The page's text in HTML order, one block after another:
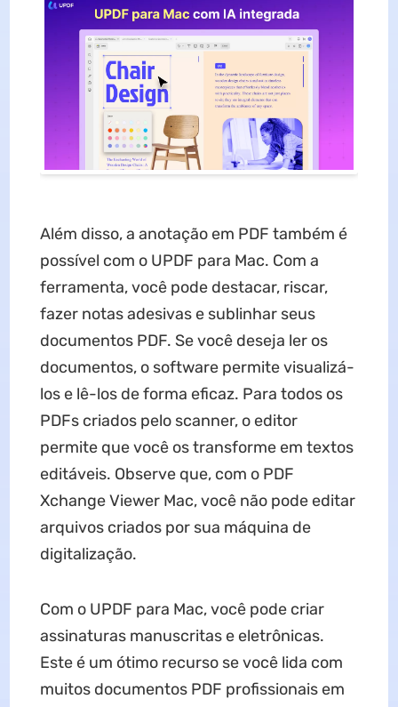
Além disso, a anotação em PDF também é
possível com o UPDF para Mac. Com a
ferramenta, você pode destacar, riscar,
fazer notas adesivas e sublinhar seus
documentos PDF. Se você deseja ler os
documentos, o software permite visualizá-
los e lê-los de forma eficaz. Para todos os
PDFs criados pelo scanner, o editor
permite que você os transforme em textos
editáveis. Observe que, com o PDF
Xchange Viewer Mac, você não pode editar
arquivos criados por sua máquina de
digitalização.
Com o UPDF para Mac, você pode criar
assinaturas manuscritas e eletrônicas.
Este é um ótimo recurso se você lida com
muitos documentos PDF profissionais em